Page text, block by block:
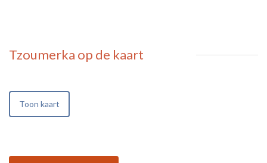
Tzoumerka op de kaart
Toon kaart